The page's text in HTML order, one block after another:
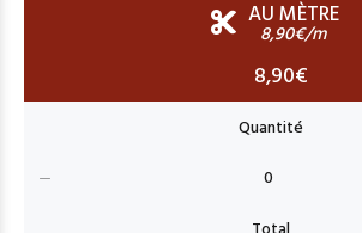
AU MÈTRE
8,90€/m
8,90€